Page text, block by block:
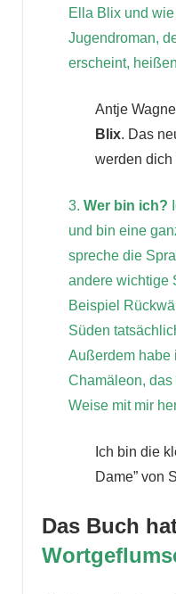
Ella Blix und
Jugendroman,
erscheint,
Antje
Blix. Das
werden dich
3. Wer bin ich?
und bin eine
spreche die
andere wichtige
Beispiel
Süden
Außerdem habe
Chamäleon, das
Weise mit mir
Ich bin die
Dame” von
Das Buch